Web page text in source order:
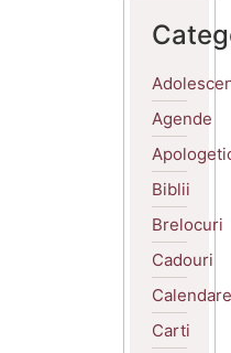
Agende
Biblii
Brelocuri
Cadouri
Calendare
Carti